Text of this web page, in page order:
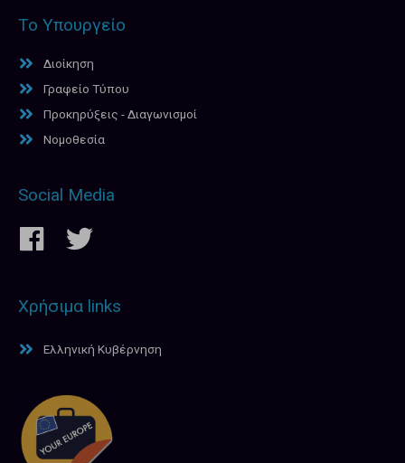
Το Υπουργείο
Διοίκηση
Γραφείο Τύπου
Προκηρύξεις - Διαγωνισμοί
Νομοθεσία
Social Media
Χρήσιμα links
Ελληνική Κυβέρνηση